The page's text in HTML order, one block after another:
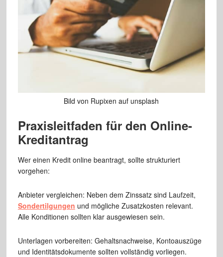
Bild von Rupixen auf unsplash
Praxisleitfaden für den Online-
Kreditantrag
Wer einen Kredit online beantragt, sollte strukturiert
vorgehen:
Anbieter vergleichen: Neben dem Zinssatz sind Laufzeit,
Sondertilgungen und mögliche Zusatzkosten relevant.
Alle Konditionen sollten klar ausgewiesen sein.
Unterlagen vorbereiten: Gehaltsnachweise, Kontoauszüge
und Identitätsdokumente sollten vollständig vorliegen.